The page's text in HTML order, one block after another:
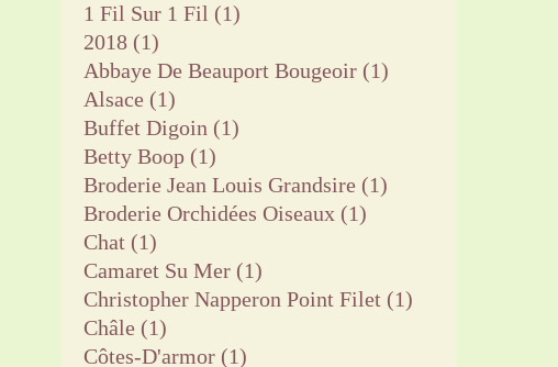
1 Fil Sur 1 Fil (1)
2018 (1)
Abbaye De Beauport Bougeoir (1)
Alsace (1)
Buffet Digoin (1)
Betty Boop (1)
Broderie Jean Louis Grandsire (1)
Broderie Orchidées Oiseaux (1)
Chat (1)
Camaret Su Mer (1)
Christopher Napperon Point Filet (1)
Châle (1)
Côtes-D'armor (1)